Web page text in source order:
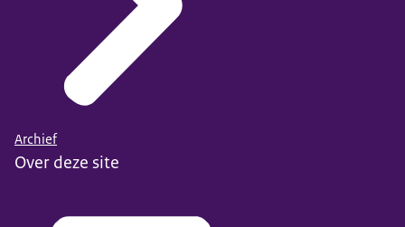
Archief
Over deze site